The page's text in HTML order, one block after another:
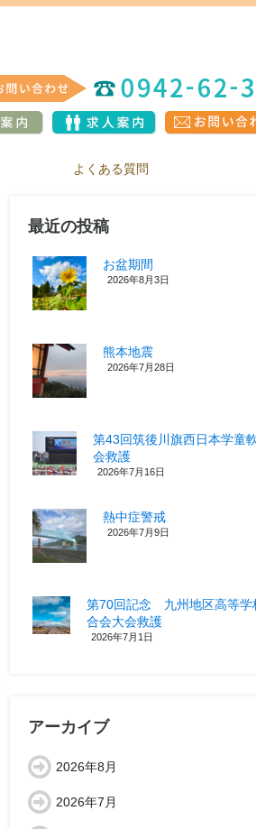
よくある質問
最近の投稿
お盆期間
2026年8月3日
熊本地震
2026年7月28日
第43回筑後川旗西日本学童
会救護
2026年7月16日
熱中症警戒
2026年7月9日
第70回記念 九州地区高等学
合会大会救護
2026年7月1日
アーカイブ
2026年8月
2026年7月